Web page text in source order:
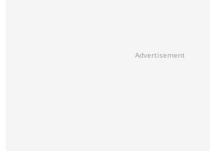
Advertisement